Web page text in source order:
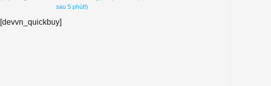
sau 5 phút!)
[devvn_quickbuy]